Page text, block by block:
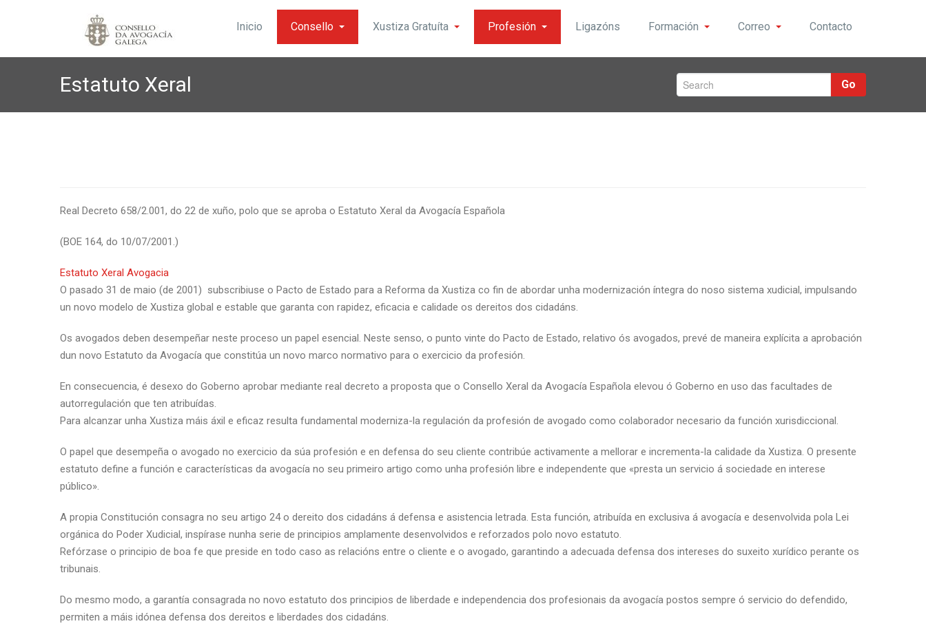
Inicio Consello Xustiza Gratuíta Profesión Ligazóns Formación Correo Contacto
Estatuto Xeral Go
Real Decreto 658/2.001, do 22 de xuño, polo que se aproba o Estatuto Xeral da Avogacía Española
(BOE 164, do 10/07/2001.)
Estatuto Xeral Avogacia
O pasado 31 de maio (de 2001) subscribiuse o Pacto de Estado para a Reforma da Xustiza co fin de abordar unha modernización íntegra do noso sistema xudicial, impulsando
un novo modelo de Xustiza global e estable que garanta con rapidez, eficacia e calidade os dereitos dos cidadáns.
Os avogados deben desempeñar neste proceso un papel esencial. Neste senso, o punto vinte do Pacto de Estado, relativo ós avogados, prevé de maneira explícita a aprobación
dun novo Estatuto da Avogacía que constitúa un novo marco normativo para o exercicio da profesión.
En consecuencia, é desexo do Goberno aprobar mediante real decreto a proposta que o Consello Xeral da Avogacía Española elevou ó Goberno en uso das facultades de
autorregulación que ten atribuídas.
Para alcanzar unha Xustiza máis áxil e eficaz resulta fundamental moderniza-la regulación da profesión de avogado como colaborador necesario da función xurisdiccional.
O papel que desempeña o avogado no exercicio da súa profesión e en defensa do seu cliente contribúe activamente a mellorar e incrementa-la calidade da Xustiza. O presente
estatuto define a función e características da avogacía no seu primeiro artigo como unha profesión libre e independente que «presta un servicio á sociedade en interese
público».
A propia Constitución consagra no seu artigo 24 o dereito dos cidadáns á defensa e asistencia letrada. Esta función, atribuída en exclusiva á avogacía e desenvolvida pola Lei
orgánica do Poder Xudicial, inspírase nunha serie de principios amplamente desenvolvidos e reforzados polo novo estatuto.
Refórzase o principio de boa fe que preside en todo caso as relacións entre o cliente e o avogado, garantindo a adecuada defensa dos intereses do suxeito xurídico perante os
tribunais.
Do mesmo modo, a garantía consagrada no novo estatuto dos principios de liberdade e independencia dos profesionais da avogacía postos sempre ó servicio do defendido,
permiten a máis idónea defensa dos dereitos e liberdades dos cidadáns.